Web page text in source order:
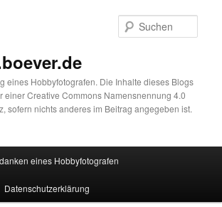
eines Hobbyfotografen. Die Inhalte dieses Blogs
einer Creative Commons Namensnennung 4.0
sofern nichts anderes im Beitrag angegeben ist.
eines Hobbyfotografen
Datenschutzerklärung